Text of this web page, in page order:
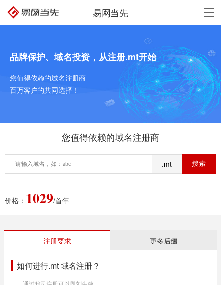
易网当先
品牌保护、域名投资，从注册.mt开始
您值得依赖的域名注册商
百万客户的共同选择！
您值得依赖的域名注册商
.mt
价格： 1029/首年
注册要求 更多后缀
如何进行.mt 域名注册？
通过我司注册可以即刻生效。